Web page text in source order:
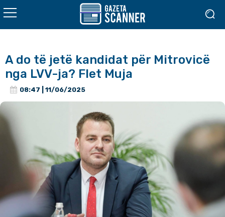
A do të jetë kandidat për Mitrovicë
nga LVV-ja? Flet Muja
08:47 | 11/06/2025